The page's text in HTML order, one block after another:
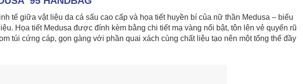
tế giữa vật liệu da cá sấu cao cấp và họa tiết huyền bí của nữ thần Medusa – biểu
Họa tiết Medusa được đính kèm bằng chi tiết mạ vàng nổi bật, tôn lên vẻ quyến rũ
túi cứng cáp, gọn gàng với phần quai xách cùng chất liệu tạo nên một tổng thể đầy